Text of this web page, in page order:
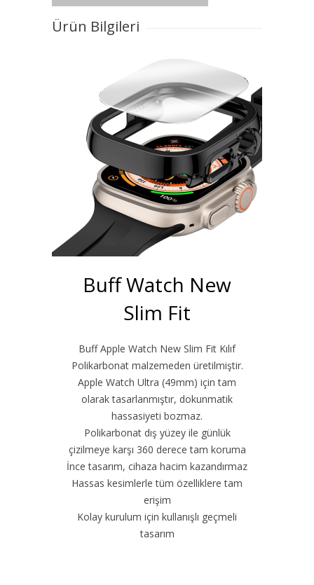
Ürün Bilgileri
Buff Watch New
Slim Fit
Buff Apple Watch New Slim Fit Kılıf
Polikarbonat malzemeden üretilmiştir.
Apple Watch Ultra (49mm) için tam
olarak tasarlanmıştır, dokunmatik
hassasiyeti bozmaz.
Polikarbonat dış yüzey ile günlük
çizilmeye karşı 360 derece tam koruma
İnce tasarım, cihaza hacim kazandırmaz
Hassas kesimlerle tüm özelliklere tam
erişim
Kolay kurulum için kullanışlı geçmeli
tasarım